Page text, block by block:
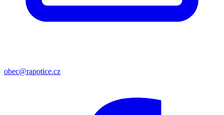
obec@rapotice.cz